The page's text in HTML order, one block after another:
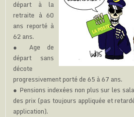
départ à la
retraite à 60
ans reporté à
62 ans.
● Age de
départ sans
décote
progressivement porté de 65 à 67 ans.
● Pensions indexées non plus sur les
des prix (pas toujours appliquée et
application).